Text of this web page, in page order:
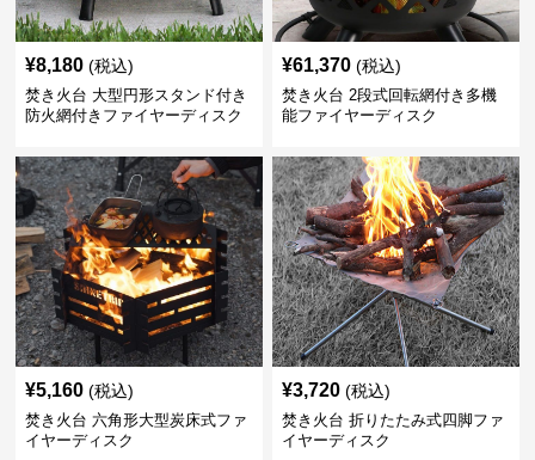
¥8,180 (税込)
焚き火台 大型円形スタンド付き
防火網付きファイヤーディスク
¥61,370 (税込)
焚き火台 2段式回転網付き多機
能ファイヤーディスク
¥5,160 (税込)
焚き火台 六角形大型炭床式ファ
イヤーディスク
¥3,720 (税込)
焚き火台 折りたたみ式四脚ファ
イヤーディスク